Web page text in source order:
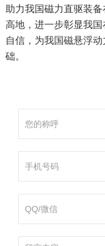
助力我国磁力直驱装
高地，进一步彰显我
自信，为我国磁悬浮
础。